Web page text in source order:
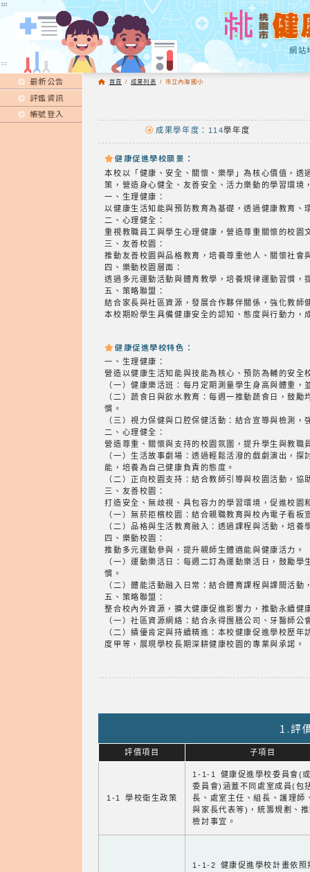
:::
網站
:::
最新公告
評鑑資訊
帳號登入
首頁 / 成果列表 / 市立內海國小
成果學年度：114學年度
健康促進學校願景：
本校以「健康、安全、關懷、樂學」為核心價值，
策，營造身心健全、友善安全、活力樂動的學習環境
一、生理健康：
以健康生活知能與預防教育為基礎，透過健康教育
二、心理健全：
重視教職員工與學生心理健康，營造尊重關懷的校
三、友善校園：
推動友善校園與品格教育，培養尊重他人、關懷社
四、樂動校園層面：
透過多元運動活動與體育教學，培養規律運動習慣，
五、策略聯盟：
結合家長與社區資源，發展合作夥伴關係，強化教
本校期盼學生具備健康安全的認知、態度與行動力
健康促進學校特色：
一、生理健康：
營造以健康生活知能與技能為核心、預防為輔的安全
（一）健康樂活班：每月定期測量學生身高與體重
（二）蔬食日與飲水教育：每週一推動蔬食日，鼓
慣。
（三）視力保健與口腔保健活動：結合宣導與檢測
二、心理健全：
營造尊重、關懷與支持的校園氛圍，提升學生與教職
（一）生活故事劇場：透過輕鬆活潑的戲劇演出，
能，培養為自己健康負責的態度。
（二）正向校園支持：結合教師引導與校園活動，
三、友善校園：
打造安全、無歧視、具包容力的學習環境，促進校園
（一）無菸拒檳校園：結合親職教育與校內電子看
（二）品格與生活教育融入：透過課程與活動，培
四、樂動校園：
推動多元運動參與，提升親師生體適能與健康活力。
（一）運動樂活日：每週二訂為運動樂活日，鼓勵
慣。
（二）體能活動融入日常：結合體育課程與課間活
五、策略聯盟：
整合校內外資源，擴大健康促進影響力，推動永續健
（一）社區資源網絡：結合永得團膳公司、牙醫師
（二）績優肯定與持續精進：本校健康促進學校
度甲等，展現學校長期深耕健康校園的專業與承諾。
1.評
評價項目 子項目
1-1 學校衛生政策
1-1-1 健康促進學校委員會(
委員會)涵蓋不同處室成員(包
長、處室主任、組長、護理師
與家長代表等)，統籌規劃、
檢討事宜。
1-1-2 健康促進學校計畫依照
:::